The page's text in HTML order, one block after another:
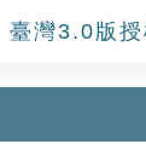
灣3.0版授